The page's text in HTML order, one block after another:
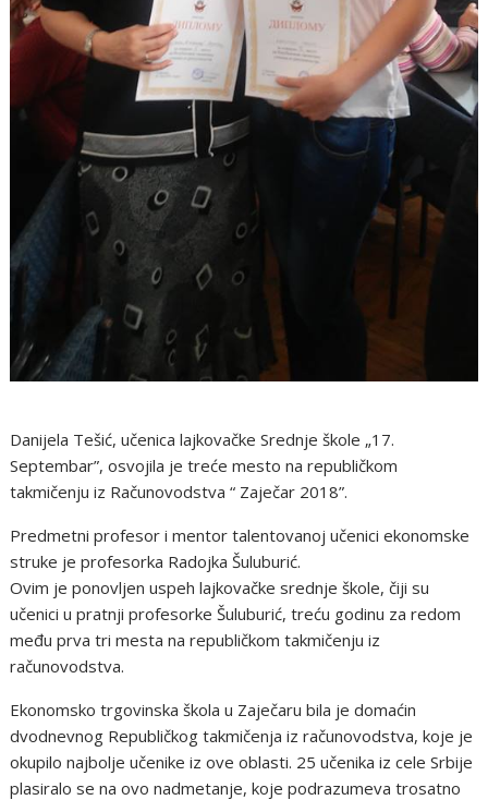
Danijela Tešić, učenica lajkovačke Srednje škole „17.
Septembar”, osvojila je treće mesto na republičkom
takmičenju iz Računovodstva “ Zaječar 2018”.
Predmetni profesor i mentor talentovanoj učenici ekonomske
struke je profesorka Radojka Šuluburić.
Ovim je ponovljen uspeh lajkovačke srednje škole, čiji su
učenici u pratnji profesorke Šuluburić, treću godinu za redom
među prva tri mesta na republičkom takmičenju iz
računovodstva.
Ekonomsko trgovinska škola u Zaječaru bila je domaćin
dvodnevnog Republičkog takmičenja iz računovodstva, koje je
okupilo najbolje učenike iz ove oblasti. 25 učenika iz cele Srbije
plasiralo se na ovo nadmetanje, koje podrazumeva trosatno